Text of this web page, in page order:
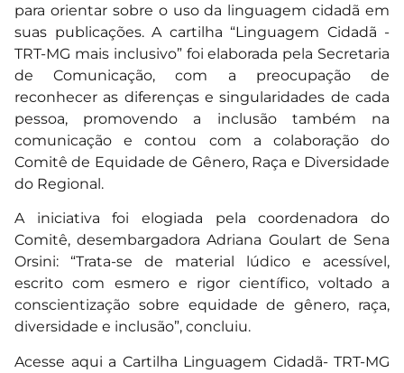
para orientar sobre o uso da linguagem cidadã em
suas publicações. A cartilha “Linguagem Cidadã -
TRT-MG mais inclusivo” foi elaborada pela Secretaria
de Comunicação, com a preocupação de
reconhecer as diferenças e singularidades de cada
pessoa, promovendo a inclusão também na
comunicação e contou com a colaboração do
Comitê de Equidade de Gênero, Raça e Diversidade
do Regional.
A iniciativa foi elogiada pela coordenadora do
Comitê, desembargadora Adriana Goulart de Sena
Orsini: “Trata-se de material lúdico e acessível,
escrito com esmero e rigor científico, voltado a
conscientização sobre equidade de gênero, raça,
diversidade e inclusão”, concluiu.
Acesse aqui a Cartilha Linguagem Cidadã- TRT-MG